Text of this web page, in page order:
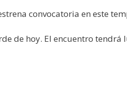
convocatoria en este
de hoy. El encuentro